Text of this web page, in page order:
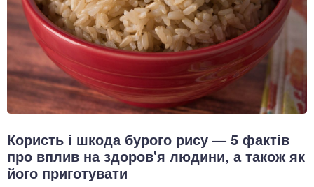
Користь і шкода бурого рису — 5 фактів
про вплив на здоров'я людини, а також як
його приготувати